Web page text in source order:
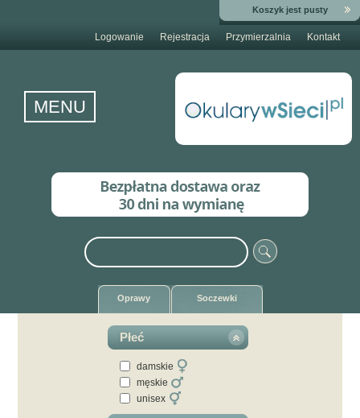
Koszyk jest pusty
Logowanie Rejestracja Przymierzalnia Kontakt
MENU
Oprawy Soczewki
Płeć
damskie
męskie
unisex